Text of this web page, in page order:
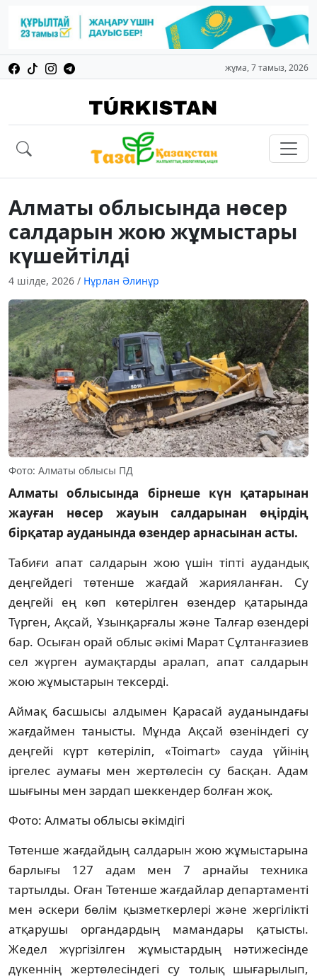
жұма, 7 тамыз, 2026
Алматы облысында нөсер
салдарын жою жұмыстары
күшейтілді
4 шілде, 2026 / Нұрлан Әлинұр
Фото: Алматы облысы ПД
Алматы облысында бірнеше күн қатарынан
жауған нөсер жауын салдарынан өңірдің
бірқатар ауданында өзендер арнасынан асты.
Табиғи апат салдарын жою үшін тіпті аудандық
деңгейдегі төтенше жағдай жарияланған. Су
деңгейі ең көп көтерілген өзендер қатарында
Түрген, Ақсай, Ұзынқарғалы және Талғар өзендері
бар. Осыған орай облыс әкімі Марат Сұлтанғазиев
сел жүрген аумақтарды аралап, апат салдарын
жою жұмыстарын тексерді.
Аймақ басшысы алдымен Қарасай ауданындағы
жағдаймен танысты. Мұнда Ақсай өзеніндегі су
деңгейі күрт көтеріліп, «Toimart» сауда үйінің
іргелес аумағы мен жертөлесін су басқан. Адам
шығыны мен зардап шеккендер болған жоқ.
Фото: Алматы облысы әкімдігі
Төтенше жағдайдың салдарын жою жұмыстарына
барлығы 127 адам мен 7 арнайы техника
тартылды. Оған Төтенше жағдайлар департаменті
мен әскери бөлім қызметкерлері және жергілікті
атқарушы органдардың мамандары қатысты.
Жедел жүргізілген жұмыстардың нәтижесінде
дүкеннің жертөлесіндегі су толық шығарылып,